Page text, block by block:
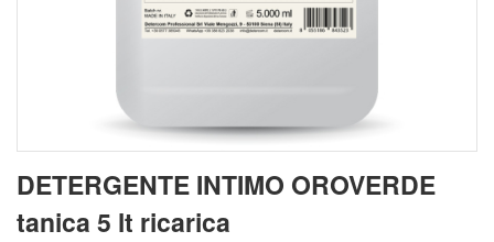
DETERGENTE INTIMO OROVERDE
tanica 5 lt ricarica